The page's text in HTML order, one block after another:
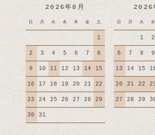
2026年8月
日 月 火 水 木 金 土
1
2 3 4 5 6 7 8
9 10 11 12 13 14 15
16 17 18 19 20 21 22
23 24 25 26 27 28 29
30 31
2026
日 月 火 水
1 2
6 7 8 9
13 14 15
20 21 22
27 28 29